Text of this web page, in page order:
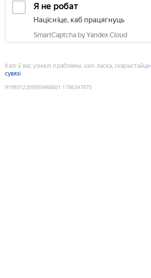
Я не робат
Націсніце, каб працягнуць
SmartCaptcha by Yandex Cloud
Калі ў вас узніклі праблемы, калі ласка, скарыстайце
сувязі
9199312209950468801 :1786347875